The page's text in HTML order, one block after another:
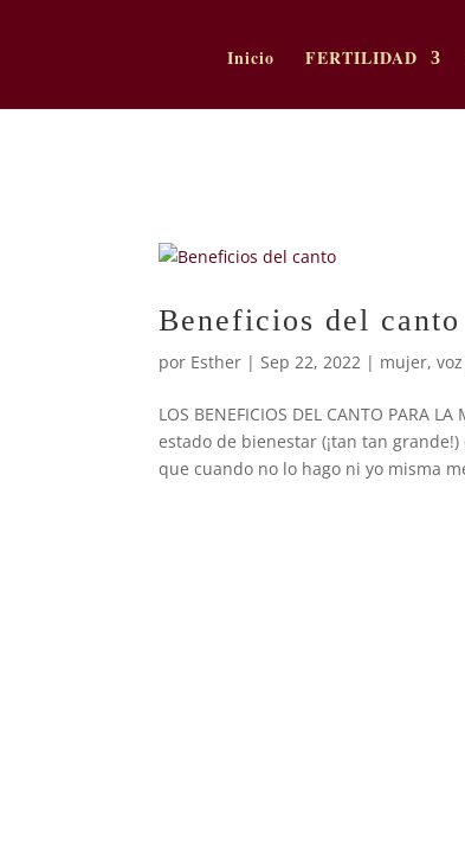
Inicio FERTILIDAD
Beneficios del canto
por Esther |Sep 22, 2022 | mujer,
LOS BENEFICIOS DEL CANTO PARA
estado de bienestar (¡tan tan
que cuando no lo hago ni yo misma